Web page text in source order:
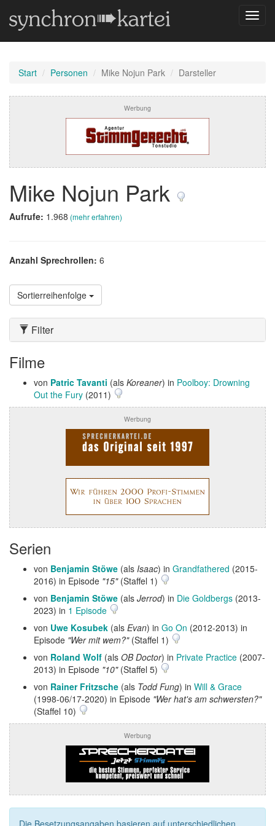
Start Personen Mike Nojun Park Darsteller
Werbung
Mike Nojun Park
Aufrufe: 1.968 (mehr erfahren)
Anzahl Sprechrollen: 6
Sortierreihenfolge
Filter
Filme
von Patric Tavanti (als Koreaner) in Poolboy: Drowning
Out the Fury (2011)
Werbung
Serien
von Benjamin Stöwe (als Isaac) in Grandfathered (2015-
2016) in Episode "15"(Staffel 1)
von Benjamin Stöwe (als Jerrod) in Die Goldbergs (2013-
2023) in 1 Episode
von Uwe Kosubek (als Evan) in Go On (2012-2013) in
Episode "Wer mit wem?"(Staffel 1)
von Roland Wolf (als OB Doctor) in Private Practice (2007-
2013) in Episode "10"(Staffel 5)
von Rainer Fritzsche (als Todd Fung) in Will & Grace
(1998-06/17-2020) in Episode "Wer hat's am schwersten?"
(Staffel 10)
Werbung
Die Besetzungsangaben basieren auf unterschiedlichen